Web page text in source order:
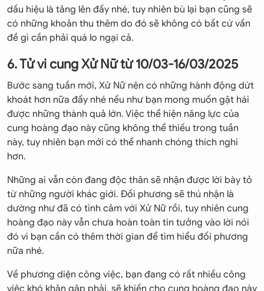
dấu hiệu là tăng lên đấy nhé, tuy nhiên bù lại bạn cũng sẽ
có những khoản thu thêm do đó sẽ không có bất cứ vấn
đề gì cần phải quá lo ngại cả.
6. Tử vi cung Xử Nữ từ 10/03-16/03/2025
Bước sang tuần mới, Xử Nữ nên có những hành động dứt
khoát hơn nữa đấy nhé nếu như bạn mong muốn gặt hái
được những thành quả lớn. Việc thể hiện năng lực của
cung hoàng đạo này cũng không thể thiếu trong tuần
này, tuy nhiên bạn mới có thể nhanh chóng thích nghi
hơn.
Những ai vẫn còn đang độc thân sẽ nhận được lời bày tỏ
từ những người khác giới. Đối phương sẽ thú nhận là
dường như đã có tình cảm với Xử Nữ rồi, tuy nhiên cung
hoàng đạo này vẫn chưa hoàn toàn tin tưởng vào lời nói
đó vì bạn cần có thêm thời gian để tìm hiểu đối phương
nữa nhé.
Về phương diện công việc, bạn đang có rất nhiều công